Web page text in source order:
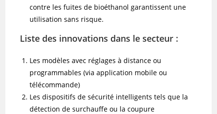
contre les fuites de bioéthanol garantissent une
utilisation sans risque.
Liste des innovations dans le secteur :
Les modèles avec réglages à distance ou
programmables (via application mobile ou
télécommande)
Les dispositifs de sécurité intelligents tels que la
détection de surchauffe ou la coupure